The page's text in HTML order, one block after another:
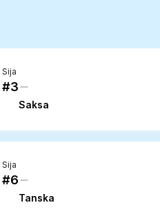
Sija
#3
Saksa
Sija
#6
Tanska